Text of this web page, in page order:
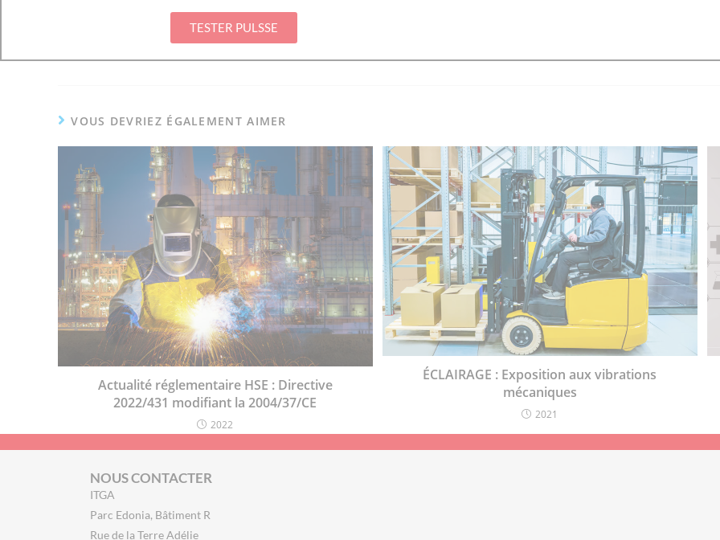
TESTER PULSSE
VOUS DEVRIEZ ÉGALEMENT AIMER
Actualité réglementaire HSE : Directive
2022/431 modifiant la 2004/37/CE
2022
ÉCLAIRAGE : Exposition aux vibrations
mécaniques
2021
NOUS CONTACTER
ITGA
Parc Edonia, Bâtiment R
Rue de la Terre Adélie